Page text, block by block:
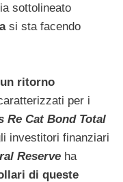
sottolineato
si sta facendo
un ritorno
per i
Re Cat Bond Total
investitori finanziari
Reserve ha
di queste